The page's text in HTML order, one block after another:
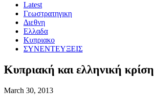
Latest
Γεωστρατηγικη
Διεθνη
Ελλαδα
Κυπριακο
ΣΥΝΕΝΤΕΥΞΕΙΣ
Κυπριακή και ελληνική κρίση
March 30, 2013